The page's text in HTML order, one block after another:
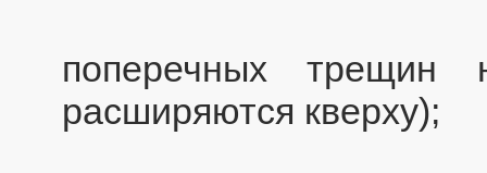
поперечных трещин
расширяются кверху);